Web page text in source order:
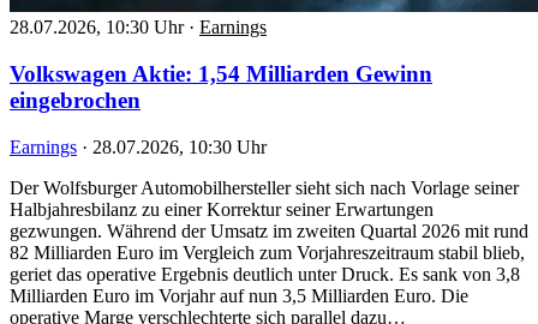
28.07.2026, 10:30 Uhr · Earnings
Volkswagen Aktie: 1,54 Milliarden Gewinn
eingebrochen
Earnings · 28.07.2026, 10:30 Uhr
Der Wolfsburger Automobilhersteller sieht sich nach Vorlage seiner
Halbjahresbilanz zu einer Korrektur seiner Erwartungen
gezwungen. Während der Umsatz im zweiten Quartal 2026 mit rund
82 Milliarden Euro im Vergleich zum Vorjahreszeitraum stabil blieb,
geriet das operative Ergebnis deutlich unter Druck. Es sank von 3,8
Milliarden Euro im Vorjahr auf nun 3,5 Milliarden Euro. Die
operative Marge verschlechterte sich parallel dazu…